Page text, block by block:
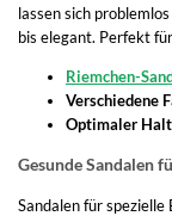
lassen sich
bis elegant. Perfekt
Riemchen-
Verschiedene
Optimaler Halt
Gesunde Sandalen
Sandalen für